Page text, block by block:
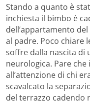
Stando a quanto è
inchiesta il bimbo è
dell’appartamento
al padre. Poco chiare
soffre dalla nascita di
neurologica. Pare
all’attenzione di chi
scavalcato la
del terrazzo cadendo